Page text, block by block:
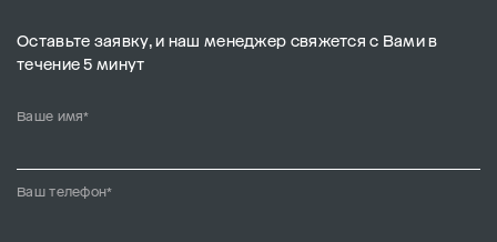
Оставьте заявку, и наш менеджер свяжется с Вами в
течение 5 минут
Ваше имя*
Ваш телефон*